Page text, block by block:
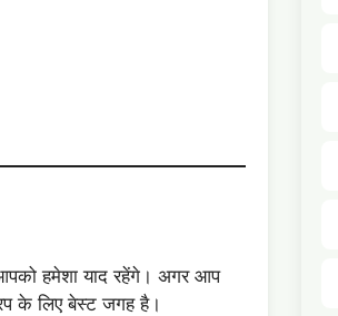
हमेशा याद रहेंगे। अगर आप
के लिए बेस्ट जगह है।